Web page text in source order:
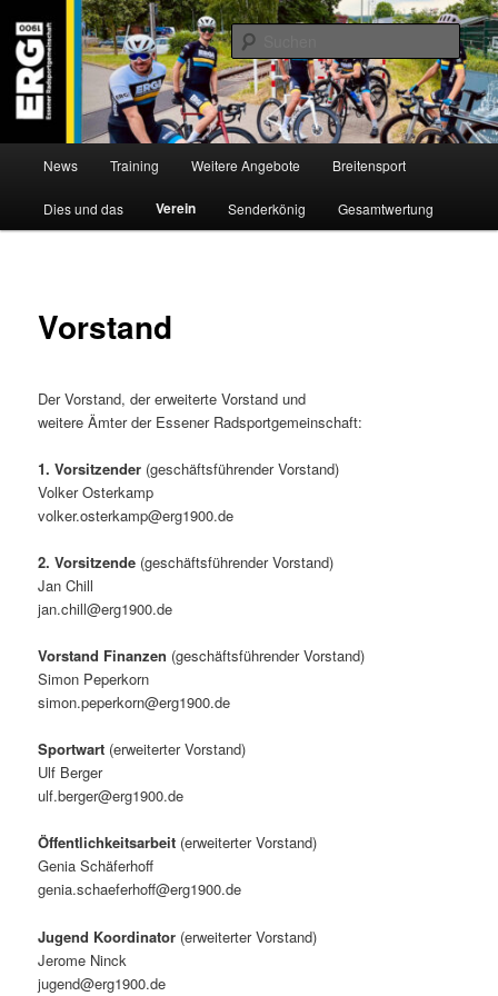
Inhalt
wechseln
ERG 1900 e.V
Willkommen bei der Essener Radsportgemeinschaft
News Training Weitere Angebote Breitensport
Dies und das Verein Senderkönig Gesamtwertung
Vorstand
Der Vorstand, der erweiterte Vorstand und
weitere Ämter der Essener Radsportgemeinschaft:
1. Vorsitzender (geschäftsführender Vorstand)
Volker Osterkamp
volker.osterkamp@erg1900.de
2. Vorsitzende (geschäftsführender Vorstand)
Jan Chill
jan.chill@erg1900.de
Vorstand Finanzen (geschäftsführender Vorstand)
Simon Peperkorn
simon.peperkorn@erg1900.de
Sportwart (erweiterter Vorstand)
Ulf Berger
ulf.berger@erg1900.de
Öffentlichkeitsarbeit (erweiterter Vorstand)
Genia Schäferhoff
genia.schaeferhoff@erg1900.de
Jugend Koordinator (erweiterter Vorstand)
Jerome Ninck
jugend@erg1900.de